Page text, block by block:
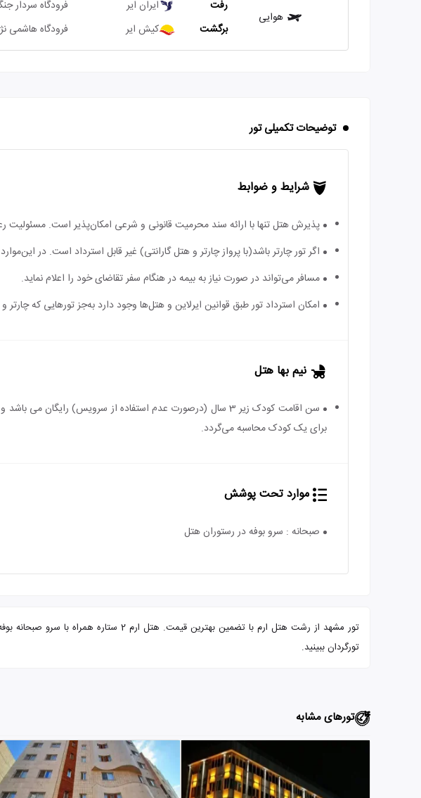
هوایی
رفت ایران ایر فرودگاه سردار
برگشت کیش ایر فرودگاه هاشمی
توضیحات تکمیلی تور
شرایط و ضوابط
پذیرش هتل تنها با ارائه سند محرمیت قانونی و شرعی امکان‌پذیر است. مسئولیت
اگر تور چارتر باشد(با پرواز چارتر و هتل گارانتی) غیر قابل استرداد است. در
مسافر می‌تواند در صورت نیاز به بیمه در هنگام سفر تقاضای خود را اعلام نماید.
امکان استرداد تور طبق قوانین ایرلاین و هتل‌ها وجود دارد به‌جز تورهایی که چارتر و
نیم بها هتل
برای یک کودک محاسبه می‌گردد.
موارد تحت پوشش
صبحانه : سرو بوفه در رستوران هتل
تور مشهد از رشت هتل ارم با تضمین
تورگردان ببینید.
تورهای مشابه